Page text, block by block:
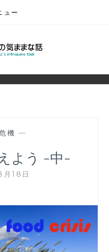
ュー
ままな話
機 —
よう -中-
18日